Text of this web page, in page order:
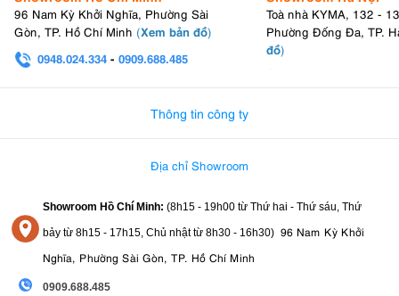
96 Nam Kỳ Khởi Nghĩa, Phường Sài
Gòn, TP. Hồ Chí Minh (Xem bản đồ)
0948.024.334 - 0909.688.485
Toà nhà KYMA, 132 -
Phường Đống Đa, TP.
đồ)
Thông tin công ty
Địa chỉ Showroom
Showroom Hồ Chí Minh: (8h15 - 19h00 từ Thứ hai - Thứ sáu, Thứ
bảy từ 8h15 - 17h15, Chủ nhật từ 8h30 - 16h30) 96 Nam Kỳ Khởi
Nghĩa, Phường Sài Gòn, TP. Hồ Chí Minh
0909.688.485